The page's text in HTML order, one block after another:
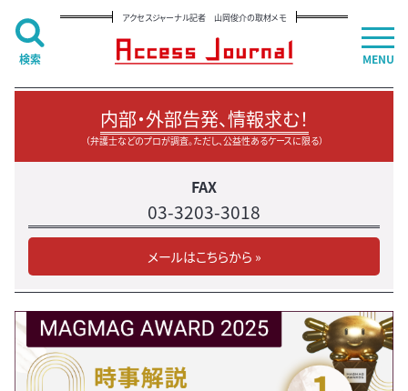
アクセスジャーナル記者 山岡俊介の取材メモ
内部・外部告発、情報求む！
（弁護士などのプロが調査。ただし、公益性あるケースに限る）
FAX
03-3203-3018
メールはこちらから »
MENU
検索